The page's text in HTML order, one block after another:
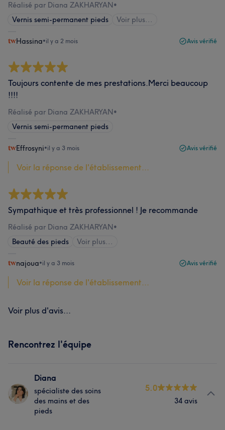
Réalisé par Diana ZAKHARYAN•
Vernis semi-permanent pieds
Voir plus...
Hassina•il y a 2 mois Avis vérifié
Toujours contente de mes prestations.Merci beaucoup
!!!!
Réalisé par Diana ZAKHARYAN•
Vernis semi-permanent pieds
Effrosyni•il y a 3 mois Avis vérifié
Voir la réponse de l'établissement...
Sympathique et très professionnel ! Je recommande
Réalisé par Diana ZAKHARYAN•
Beauté des pieds
Voir plus...
najoua•il y a 3 mois Avis vérifié
Voir la réponse de l'établissement...
Voir plus d'avis...
Rencontrez l'équipe
Diana
spécialiste des soins
des mains et des
pieds
5.0
34 avis